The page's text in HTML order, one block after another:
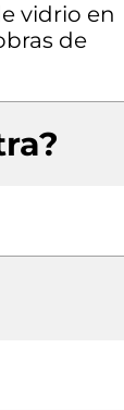
vidrio en
de